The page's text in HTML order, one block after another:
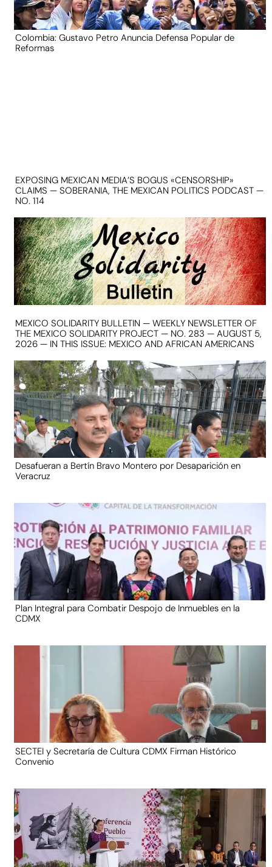
Colombia: Gustavo Petro Anuncia Defensa Popular de
Reformas
EXPOSING MEXICAN MEDIA’S BOGUS «CENSORSHIP»
CLAIMS — SOBERANIA, THE MEXICAN POLITICS PODCAST —
NO. 114
MEXICO SOLIDARITY BULLETIN — WEEKLY NEWSLETTER OF
THE MEXICO SOLIDARITY PROJECT — NO. 283 — AUGUST 5,
2026 — IN THIS ISSUE: MEXICO AND AFRICAN AMERICANS
Desafueran a Bertín Bravo Montero por Desaparición en
Veracruz
Plan Integral para Combatir Despojo de Inmuebles en la
CDMX
SECTEI y Secretaría de Cultura CDMX Firman Histórico
Convenio